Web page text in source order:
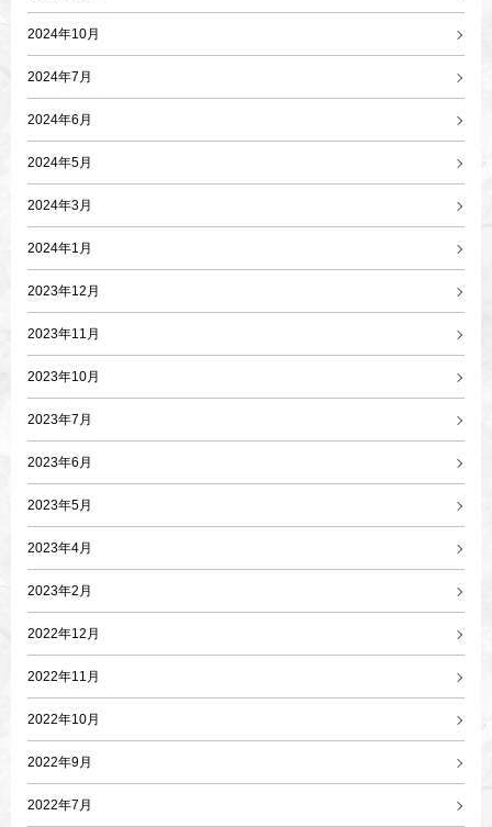
2024年10月
2024年7月
2024年6月
2024年5月
2024年3月
2024年1月
2023年12月
2023年11月
2023年10月
2023年7月
2023年6月
2023年5月
2023年4月
2023年2月
2022年12月
2022年11月
2022年10月
2022年9月
2022年7月